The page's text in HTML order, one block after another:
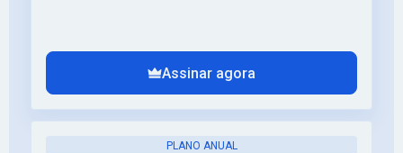
Assinar agora
PLANO ANUAL